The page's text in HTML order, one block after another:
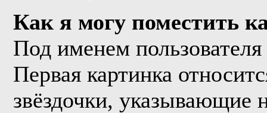
Как я могу поместить
Под именем
Первая картинка
звёздочки, указывающие